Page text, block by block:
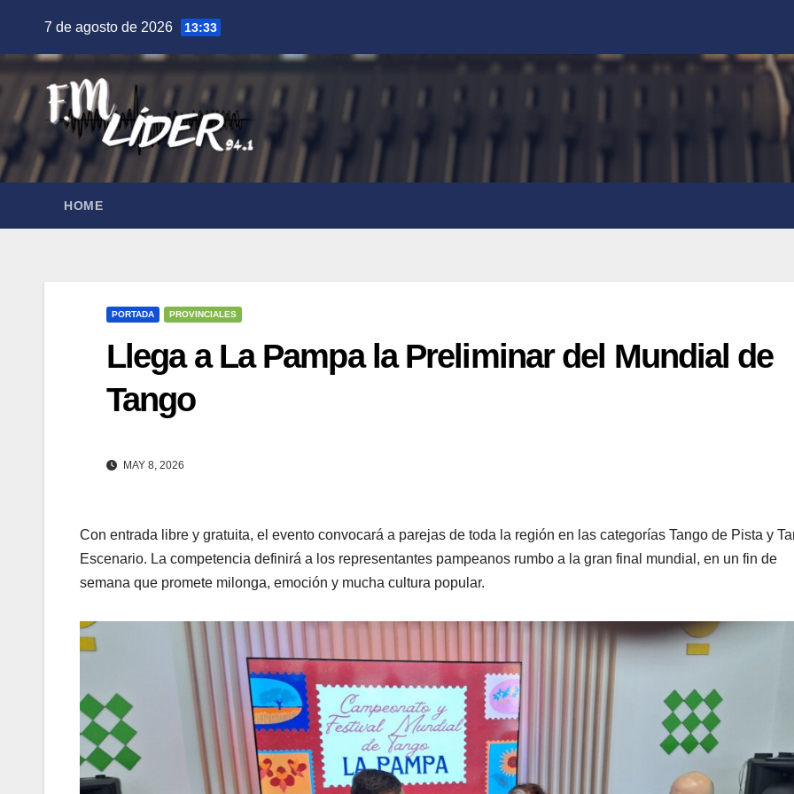
contenido
7 de agosto de 2026 13:33
HOME
PORTADA PROVINCIALES
Llega a La Pampa la Preliminar del Mundial de
Tango
MAY 8, 2026
Con entrada libre y gratuita, el evento convocará a parejas de toda la región en las categorías Tango de Pista y
Escenario. La competencia definirá a los representantes pampeanos rumbo a la gran final mundial, en un fin de
semana que promete milonga, emoción y mucha cultura popular.